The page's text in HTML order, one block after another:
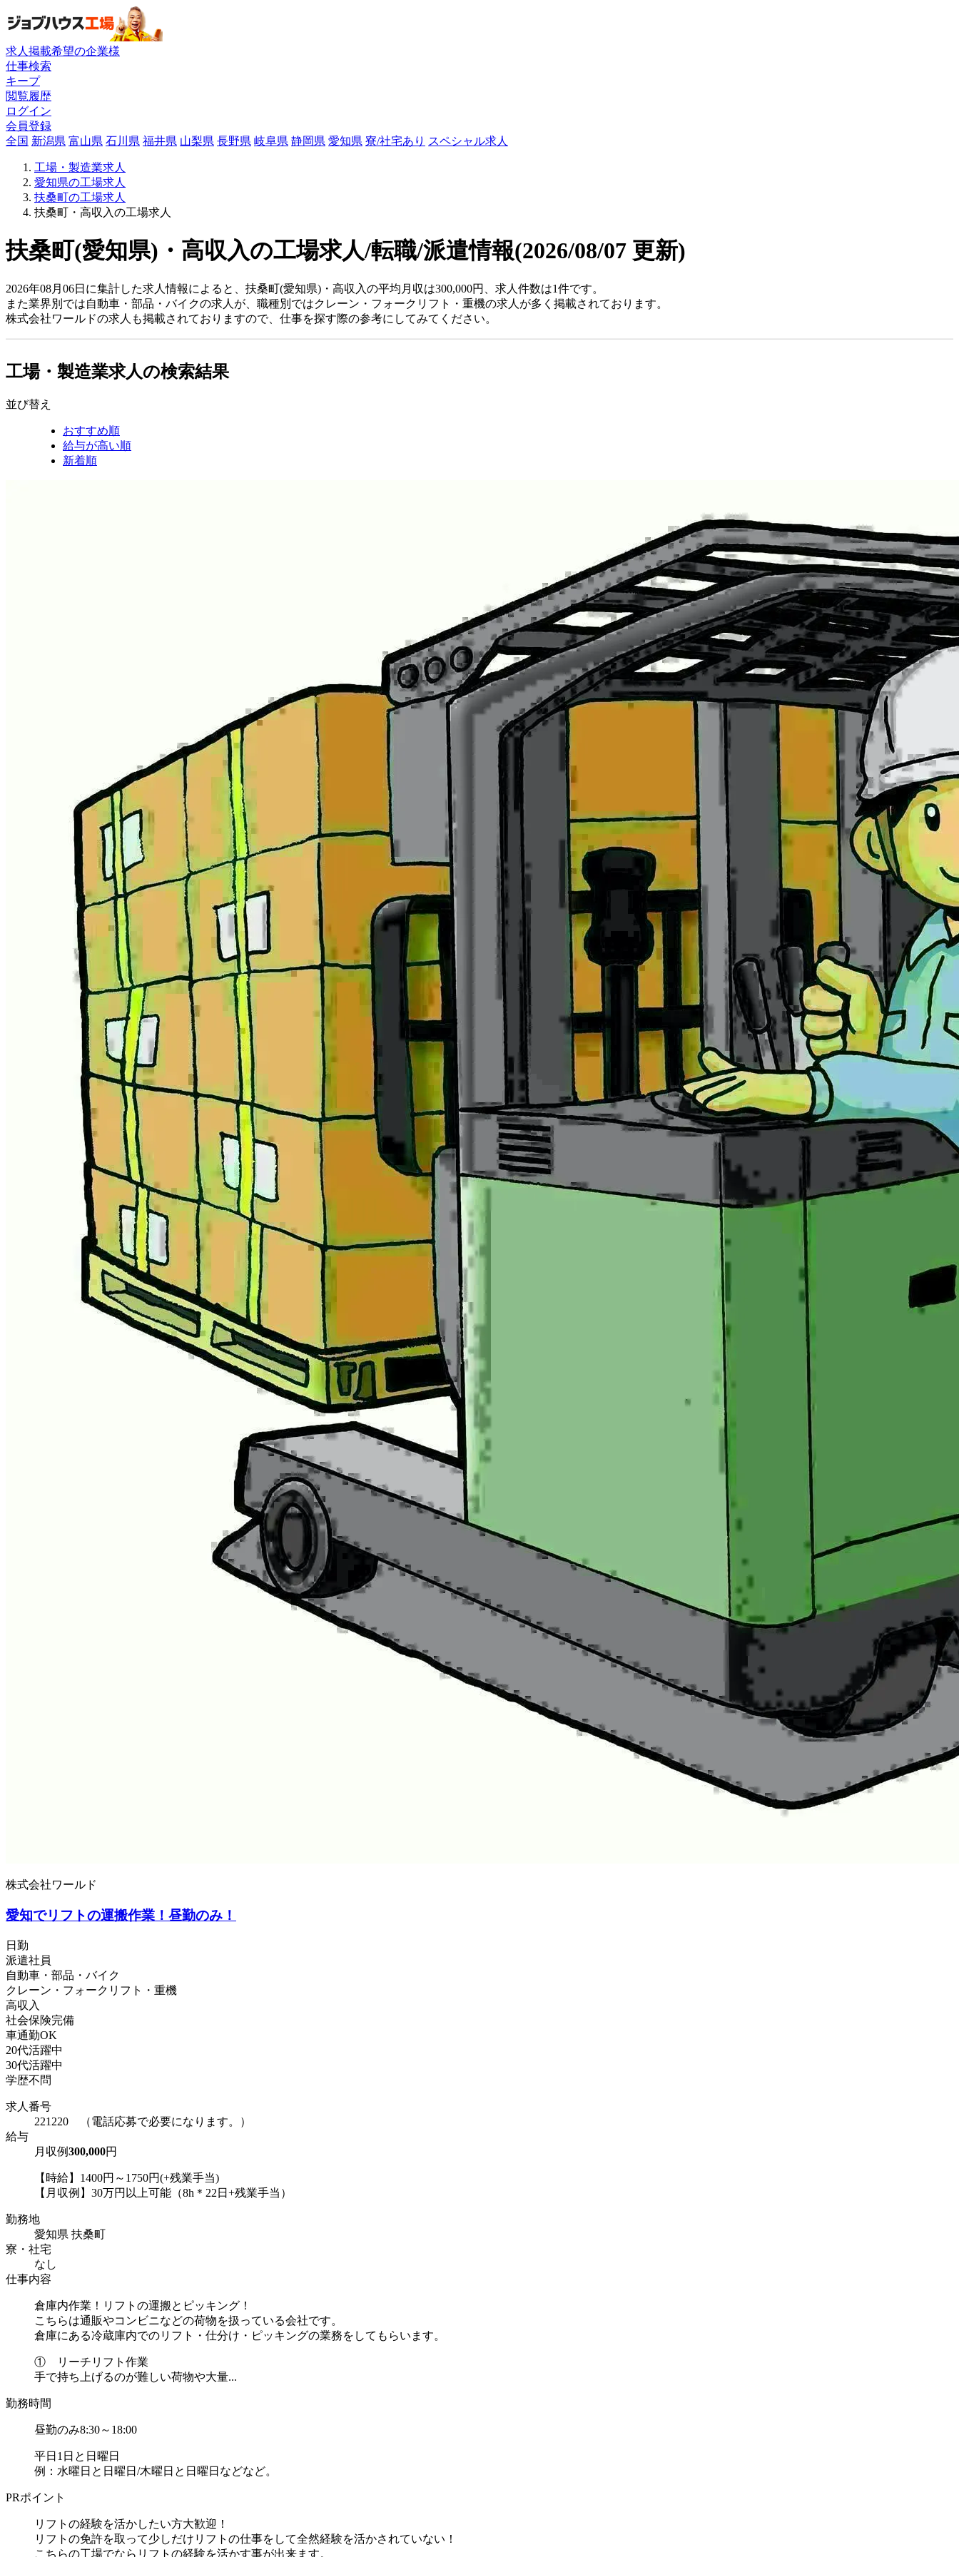
求人掲載希望の企業様
仕事検索
キープ
閲覧履歴
ログイン
会員登録
全国 新潟県 富山県 石川県 福井県 山梨県 長野県 岐阜県 静岡県 愛知県 寮/社宅あり スペシャル求人
工場・製造業求人
愛知県の工場求人
扶桑町の工場求人
扶桑町・高収入の工場求人
扶桑町(愛知県)・高収入の工場求人/転職/派遣情報(2026/08/07 更新)
2026年08月06日に集計した求人情報によると、扶桑町(愛知県)・高収入の平均月収は300,000円、求人件数は1件です。
また業界別では自動車・部品・バイクの求人が、職種別ではクレーン・フォークリフト・重機の求人が多く掲載されております。
株式会社ワールドの求人も掲載されておりますので、仕事を探す際の参考にしてみてください。
工場・製造業求人の検索結果
並び替え
おすすめ順
給与が高い順
新着順
株式会社ワールド
愛知でリフトの運搬作業！昼勤のみ！
日勤
派遣社員
自動車・部品・バイク
クレーン・フォークリフト・重機
高収入
社会保険完備
車通勤OK
20代活躍中
30代活躍中
学歴不問
求人番号
221220 （電話応募で必要になります。）
給与
月収例300,000円
【時給】1400円～1750円(+残業手当)
【月収例】30万円以上可能（8h＊22日+残業手当）
勤務地
愛知県 扶桑町
寮・社宅
なし
仕事内容
倉庫内作業！リフトの運搬とピッキング！
こちらは通販やコンビニなどの荷物を扱っている会社です。
倉庫にある冷蔵庫内でのリフト・仕分け・ピッキングの業務をしてもらいます。
① リーチリフト作業
手で持ち上げるのが難しい荷物や大量...
勤務時間
昼勤のみ8:30～18:00
平日1日と日曜日
例：水曜日と日曜日/木曜日と日曜日などなど。
PRポイント
リフトの経験を活かしたい方大歓迎！
リフトの免許を取って少しだけリフトの仕事をして全然経験を活かされていない！
こちらの工場でならリフトの経験を活かす事が出来ます。